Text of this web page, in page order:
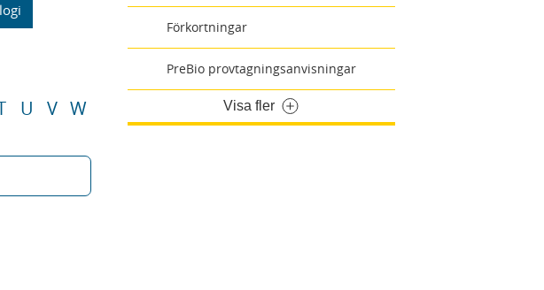
Förkortningar
PreBio provtagningsanvisningar
Visa fler
U V W